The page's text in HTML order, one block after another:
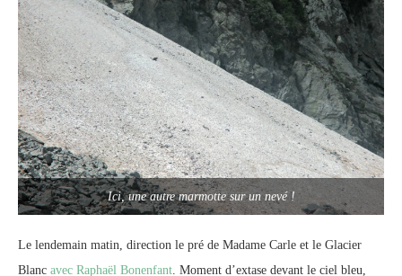
Ici, une autre marmotte sur un nevé !
Le lendemain matin, direction le pré de Madame Carle et le Glacier
Blanc avec Raphaël Bonenfant . Moment d’extase devant le ciel bleu,